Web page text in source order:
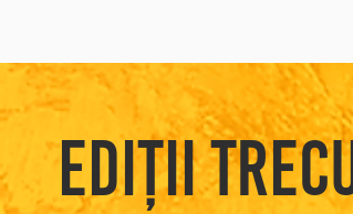
Ediții